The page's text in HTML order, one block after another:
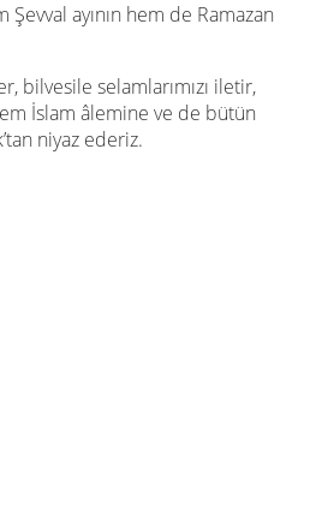
ayının hem de Ramazan
bilvesile selamlarımızı iletir,
İslam âlemine ve de bütün
niyaz ederiz.